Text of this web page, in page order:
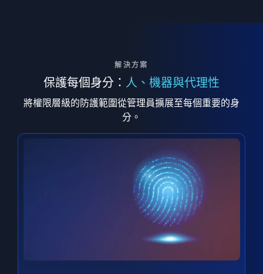
解決方案
保護每個身分： 人、機器與代理性
將權限層級的防護範圍從管理員擴展至每個重要的身
分。